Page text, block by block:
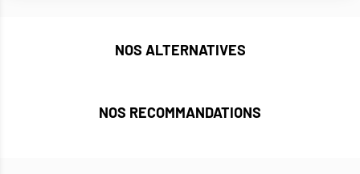
NOS ALTERNATIVES
NOS RECOMMANDATIONS